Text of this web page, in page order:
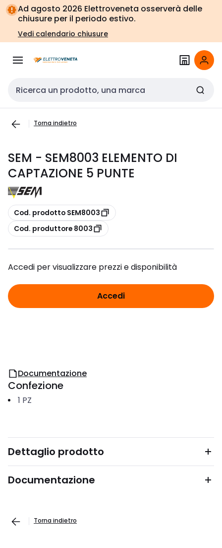
Vai alla
navigazione
Vai
alla
pagina
Ad agosto 2026 Elettroveneta osserverà delle
chiusure per il periodo estivo.
Vedi calendario chiusure
Cerca input
Torna indietro
SEM - SEM8003 ELEMENTO DI
CAPTAZIONE 5 PUNTE
copia
Cod. prodotto SEM8003
copia
Cod. produttore 8003
Accedi per visualizzare prezzi e disponibilità
Accedi
Documentazione
Confezione
1 PZ
Dettaglio prodotto
Documentazione
Torna indietro